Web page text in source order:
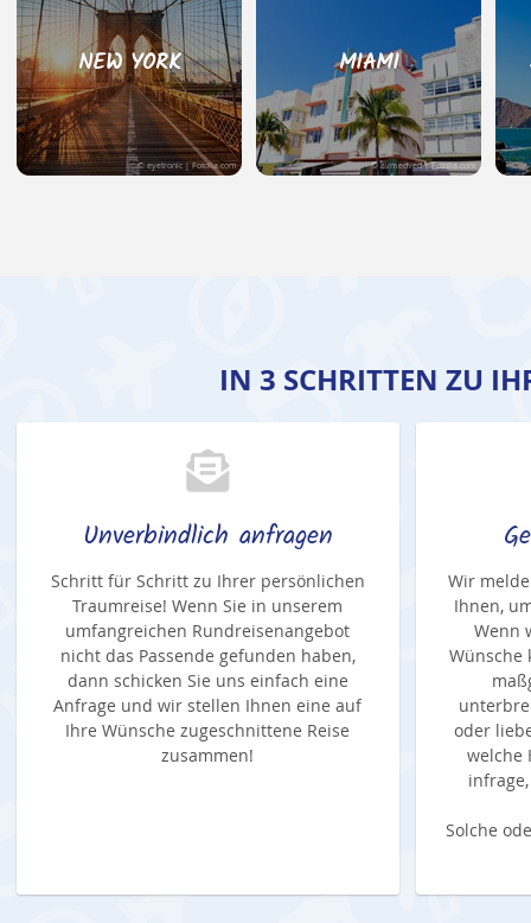
NEW YORK
© eyetronic | Fotolia.com
MIAMI
© avmedved | Fotolia.com
IN 3 SCHRITTEN ZU
Unverbindlich anfragen
Schritt für Schritt zu Ihrer persönlichen
Traumreise! Wenn Sie in unserem
umfangreichen Rundreisenangebot
nicht das Passende gefunden haben,
dann schicken Sie uns einfach eine
Anfrage und wir stellen Ihnen eine auf
Ihre Wünsche zugeschnittene Reise
zusammen!
Wir
Ihnen,
Wenn
Wünsche
oder
welche
Solche